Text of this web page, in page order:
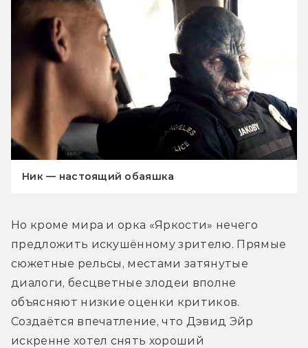
Ник — настоящий обаяшка
Но кроме мира и орка «Яркости» нечего
предложить искушённому зрителю. Прямые
сюжетные рельсы, местами затянутые
диалоги, бесцветные злодеи вполне
объясняют низкие оценки критиков.
Создаётся впечатление, что Дэвид Эйр
искренне хотел снять хороший